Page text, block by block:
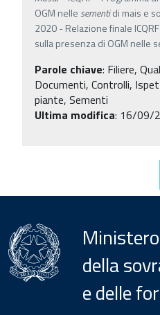
OGM nelle sementidi mais e
2020 - Relazione finale
sulla presenza di OGM nelle
Parole chiave: Filiere,
Documenti, Controlli,
piante, Sementi
Ultima modifica: 16/09/
della
e delle